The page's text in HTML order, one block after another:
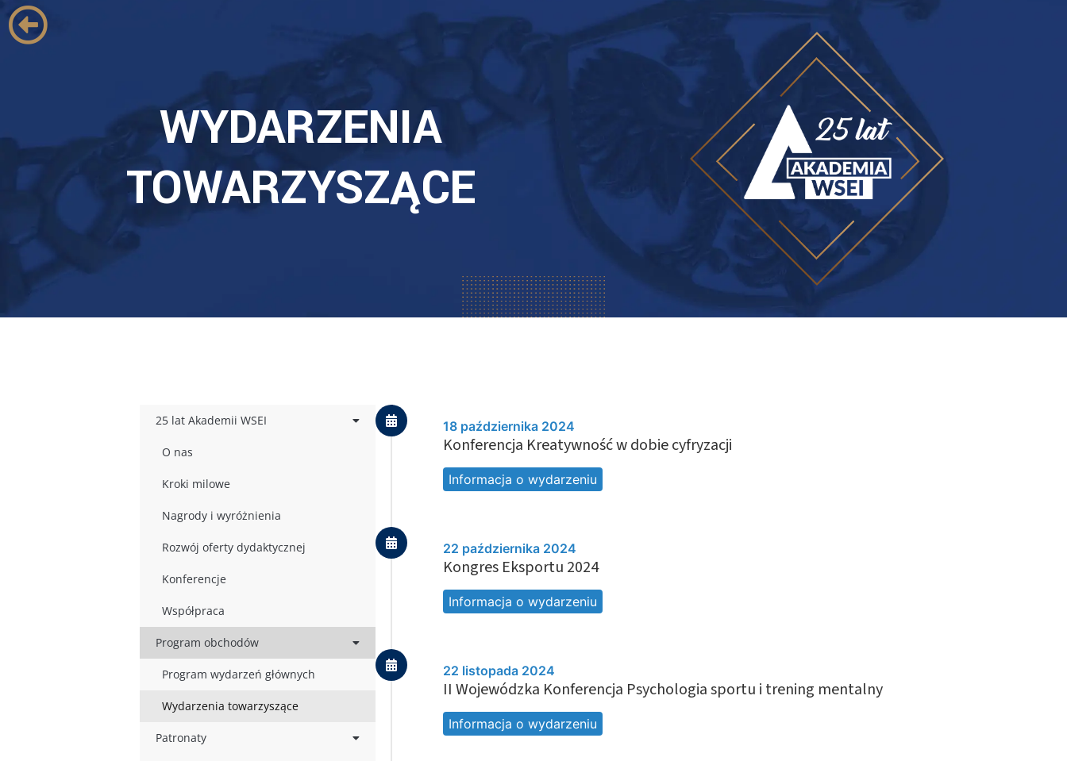
WYDARZENIA
TOWARZYSZĄCE
25 lat Akademii WSEI
O nas
Kroki milowe
Nagrody i wyróżnienia
Rozwój oferty dydaktycznej
Konferencje
Współpraca
Program obchodów
Program wydarzeń głównych
Wydarzenia towarzyszące
Patronaty
18 października 2024
Konferencja Kreatywność w dobie cyfryzacji
Informacja o wydarzeniu
22 października 2024
Kongres Eksportu 2024
Informacja o wydarzeniu
22 listopada 2024
II Wojewódzka Konferencja Psychologia sportu i trening mentalny
Informacja o wydarzeniu